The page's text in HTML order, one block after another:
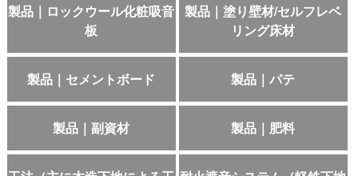
製品｜ロックウール化粧吸音
板
製品｜塗り壁材/セルフレベ
リング床材
製品｜セメントボード 製品｜パテ
製品｜副資材 製品｜肥料